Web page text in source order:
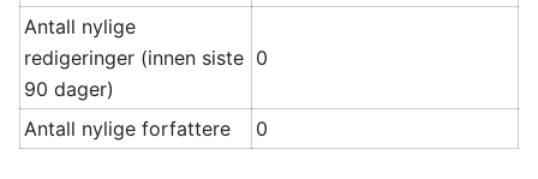
Antall nylige
redigeringer (innen siste
90 dager)
0
Antall nylige forfattere 0